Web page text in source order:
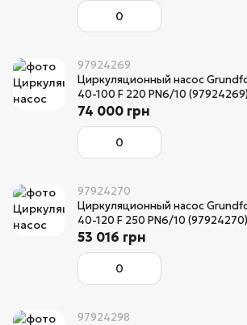
97924269
Циркуляционный насос
40-100 F 220 PN6/10 (97924269)
74 000 грн
97924270
Циркуляционный насос
40-120 F 250 PN6/10 (97924270)
53 016 грн
97924298